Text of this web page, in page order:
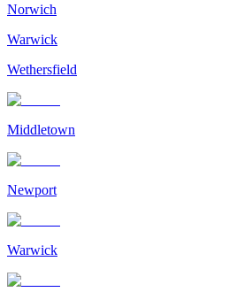
Norwich
Warwick
Wethersfield
Middletown
Newport
Warwick